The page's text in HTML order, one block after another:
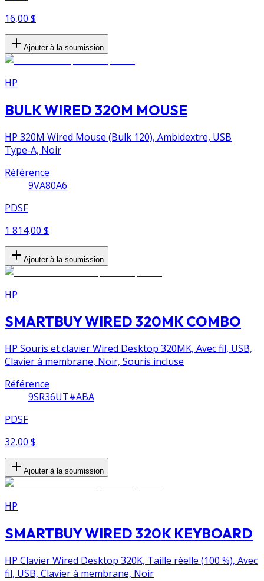
16,00 $
Ajouter à la soumission
HP
BULK WIRED 320M MOUSE
HP 320M Wired Mouse (Bulk 120), Ambidextre, USB
Type-A, Noir
Référence
9VA80A6
PDSF
1 814,00 $
Ajouter à la soumission
HP
SMARTBUY WIRED 320MK COMBO
HP Souris et clavier Wired Desktop 320MK, Avec fil, USB,
Clavier à membrane, Noir, Souris incluse
Référence
9SR36UT#ABA
PDSF
32,00 $
Ajouter à la soumission
HP
SMARTBUY WIRED 320K KEYBOARD
HP Clavier Wired Desktop 320K, Taille réelle (100 %), Avec
fil, USB, Clavier à membrane, Noir